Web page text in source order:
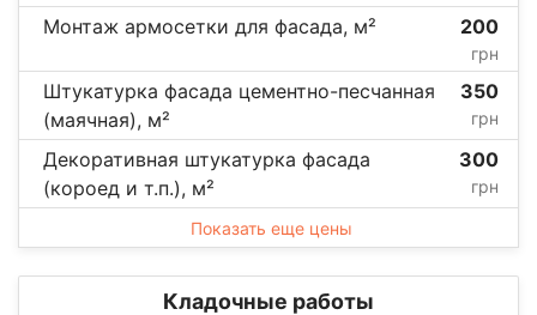
Монтаж армосетки для фасада, м² 200
грн
Штукатурка фасада цементно-песчанная
(маячная), м²
350
грн
Декоративная штукатурка фасада
(короед и т.п.), м²
300
грн
Показать еще цены
Кладочные работы